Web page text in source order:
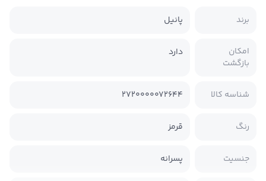
برند پانیل
امکان
بازگشت
دارد
شناسه کالا 2720000072644
رنگ قرمز
جنسیت پسرانه